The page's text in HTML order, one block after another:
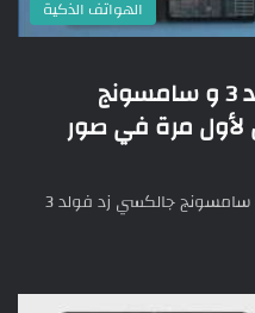
الهواتف الذكية
سامسونج جالكسي زد فولد 3 و سامسونج
3 يظهران لأول مرة في صور
جالكسي زد فولد 3